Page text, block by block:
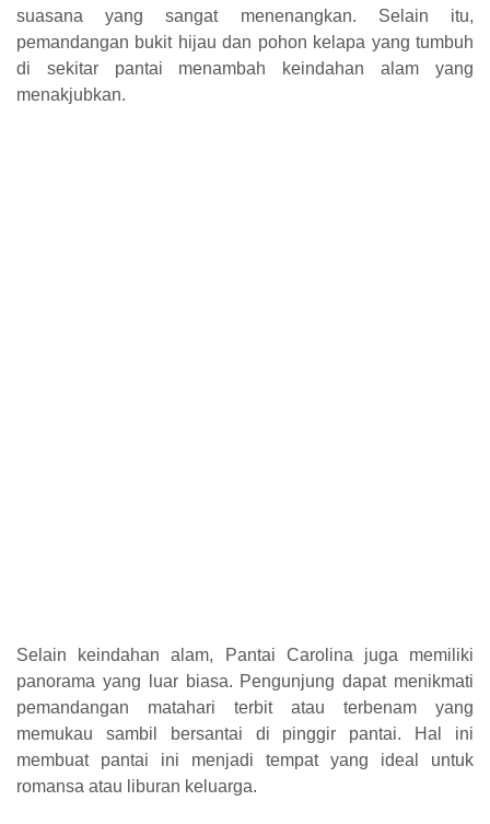
suasana yang sangat menenangkan. Selain itu,
pemandangan bukit hijau dan pohon kelapa yang tumbuh
di sekitar pantai menambah keindahan alam yang
menakjubkan.
Selain keindahan alam, Pantai Carolina juga memiliki
panorama yang luar biasa. Pengunjung dapat menikmati
pemandangan matahari terbit atau terbenam yang
memukau sambil bersantai di pinggir pantai. Hal ini
membuat pantai ini menjadi tempat yang ideal untuk
romansa atau liburan keluarga.